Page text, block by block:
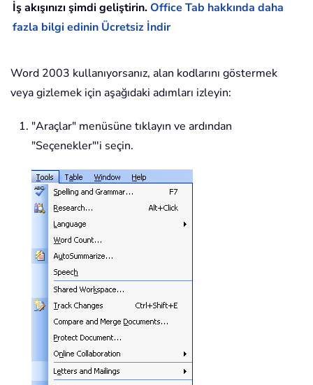
İş akışınızı şimdi geliştirin.Office Tab hakkında daha
fazla bilgi edinin Ücretsiz İndir
Word 2003 kullanıyorsanız, alan kodlarını göstermek
veya gizlemek için aşağıdaki adımları izleyin:
"Araçlar" menüsüne tıklayın ve ardından
"Seçenekler"'i seçin.